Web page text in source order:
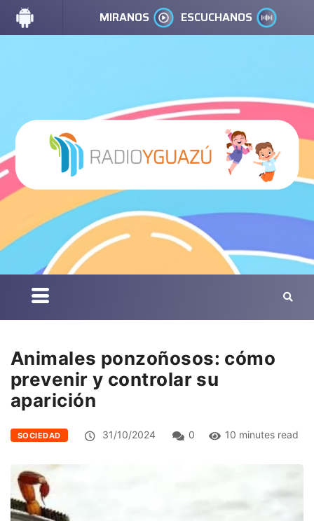
MIRANOS ESCUCHANOS
Animales ponzoñosos: cómo
prevenir y controlar su
aparición
SOCIEDAD 31/10/2024 0 10 minutes read